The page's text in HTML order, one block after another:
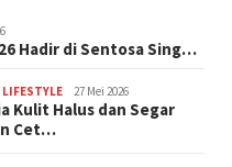
Hadir di Sentosa Sing…
LIFESTYLE 27 Mei 2026
Kulit Halus dan Segar
Cet…